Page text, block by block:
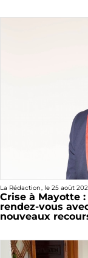
La Rédaction, le 25 août
Crise à Mayotte
rendez-vous
nouveaux